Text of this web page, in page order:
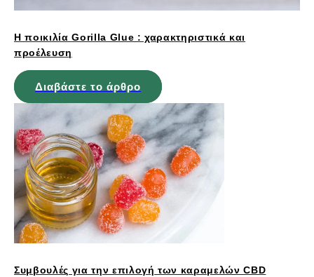
Η ποικιλία Gorilla Glue : χαρακτηριστικά και
προέλευση
Διαβάστε το άρθρο
Συμβουλές για την επιλογή των καραμελών CBD